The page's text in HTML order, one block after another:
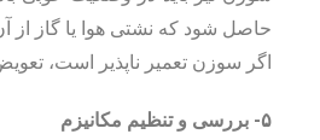
حاصل شود که نشتی هوا یا گاز از
اگر سوزن تعمیر ناپذیر است،
۵- بررسی و تنظیم مکانیزم